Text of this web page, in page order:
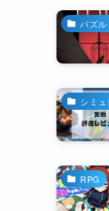
パズ
シミ
RPG